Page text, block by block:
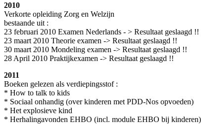
2010
Verkorte opleiding Zorg en Welzijn
bestaande uit :
23 februari 2010 Examen Nederlands - > Resultaat geslaagd !!
23 maart 2010 Theorie examen -> Resultaat geslaagd !!
30 maart 2010 Mondeling examen -> Resultaat geslaagd !!
28 April 2010 Praktijkexamen -> Resultaat geslaagd !!
2011
Boeken gelezen als verdiepingsstof :
* How to talk to kids
* Sociaal onhandig (over kinderen met PDD-Nos opvoeden)
* Het explosieve kind
* Herhalingavonden EHBO (incl. module EHBO bij kinderen)